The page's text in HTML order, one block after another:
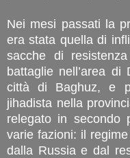
Nei mesi passati la
era stata quella di
sacche di
battaglie nell’area
città di Baghuz, e
jihadista nella
relegato in
varie fazioni: il
dalla Russia e dal